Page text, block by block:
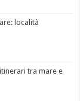
località
tra mare e